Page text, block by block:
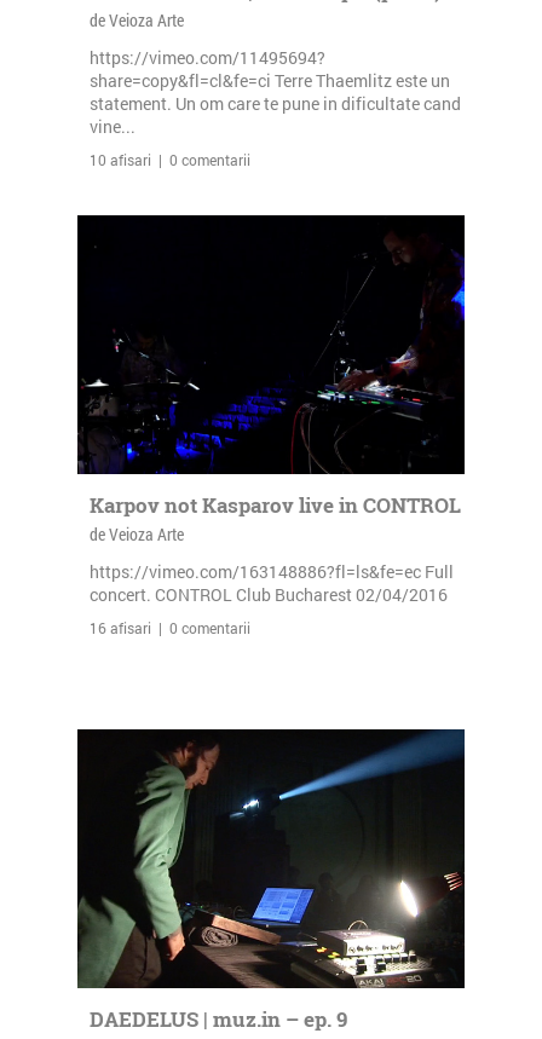
de Veioza Arte
https://vimeo.com/11495694?
share=copy&fl=cl&fe=ci Terre Thaemlitz este un
statement. Un om care te pune in dificultate cand
vine...
10 afisari | 0 comentarii
Karpov not Kasparov live in CONTROL
de Veioza Arte
https://vimeo.com/163148886?fl=ls&fe=ec Full
concert. CONTROL Club Bucharest 02/04/2016
16 afisari | 0 comentarii
DAEDELUS | muz.in – ep. 9